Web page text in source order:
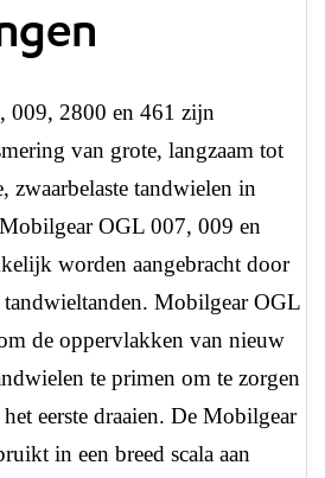
009, 2800 en 461 zijn
van grote, langzaam tot
zwaarbelaste tandwielen in
OGL 007, 009 en
worden aangebracht door
Mobilgear OGL
de oppervlakken van nieuw
te primen om te zorgen
eerste draaien. De Mobilgear
in een breed scala aan